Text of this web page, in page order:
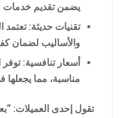
يضمن تقديم خدمات
تقنيات حديثة:
والأساليب لضمان
أسعار تنافسية:
مناسبة، مما يجعلها
تقول إحدى العميلات: